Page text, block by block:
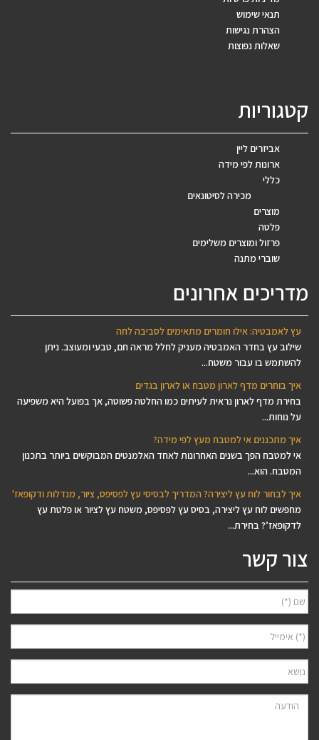
תנאי שימוש
הצהרת נגישות
שאלות נפוצות
קטגוריות
אביזרים ליין
ארונות לפי מידה
כללי
מכירה לסיטונאים
מוצרים
פלטה
פרזול ומוצרים משלימים
שוברי מתנה
מדריכים אחרונים
עץ לאמבטיה: אילו חומרים מתאימים לסביבה לחה
שילוב עץ בחדר האמבטיה מעניק לחלל מראה חם, טבעי ומעוצב. ניתן
להשתמש בו עבור משטח...
איך בוחרים מדף לארון מטבח או לארון בגדים
בחירת מדף לארון נראית לעיתים כמו החלטה פשוטה, אך בפועל היא משפיעה
על נוחות...
איך מתכננים אי למטבח מעץ לפי מידה?
אי למטבח הפך בשנים האחרונות לאחד האלמנטים המבוקשים ביותר בתכנון
המטבח. הוא...
איך לבחור לוח עץ ליצירה? המדריך לבסיסי עץ לפסיפס, ציור, מנדלות ודקופאז'
מחפשים לוח עץ ליצירה, בסיס עץ לפסיפס, משטח עץ לציור או פלטת עץ
לדקופאז’? בחירת...
צור קשר